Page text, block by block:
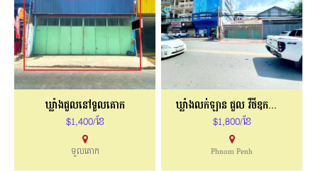
ឃ្លាំងជួលនៅទួលគោក
$1,400/ខែ
ទួលគោក
ឃ្លាំងលក់ឡាន ជួល វីថីឧកញ៉ាទេពផន
$1,800/ខែ
Phnom Penh